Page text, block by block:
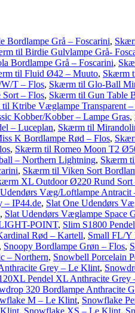
Bordlampe Grå – Foscarini,
til Birdie Gulvlampe Grå-
Bordlampe Grå – Foscarini,
til Fluid Ø42 – Muuto, Skærm
T – Flos, Skærm til Glo-Ball
– Flos, Skærm til Gun Table
Ktribe Væglampe Transparent –
Kobber/Kobber – Lampe Gras,
– Luceplan, Skærm til
K Bordlampe Rød – Flos,
, Skærm til Romeo Moon T2
– Northern Lightning, Skærm
, Skærm til Viken Sort
XL Outdoor Ø220 Rund Sort
Væg/Loftlampe Antracit
– IP44.de, Slat One Udendørs
, Slat Udendørs Væglampe Space
POINT, Slim S1800
Rød – Kartell, Small FL/Y
, Snoopy Bordlampe Grøn – Flos,
– Northern, Snowbell Porcelain
Grey – Le Klint,
Pendel XL Anthracite Grey
320 Bordlampe Anthracite
M – Le Klint, Snowflake
, Snowflake XS – Le Klint,